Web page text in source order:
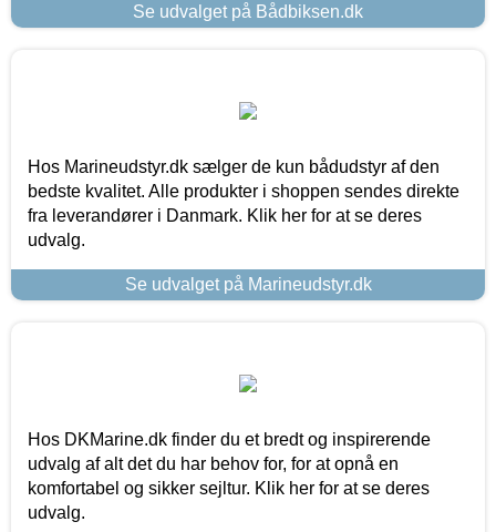
Se udvalget på Bådbiksen.dk
Hos Marineudstyr.dk sælger de kun bådudstyr af den
bedste kvalitet. Alle produkter i shoppen sendes direkte
fra leverandører i Danmark. Klik her for at se deres
udvalg.
Se udvalget på Marineudstyr.dk
Hos DKMarine.dk finder du et bredt og inspirerende
udvalg af alt det du har behov for, for at opnå en
komfortabel og sikker sejltur. Klik her for at se deres
udvalg.